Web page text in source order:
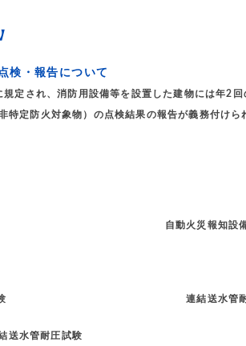
検・報告について
定され、消防用設備等を設置した建物には年2
特定防火対象物）の点検結果の報告が義務付けら
自動火災報知設
耐圧試験 連結送水管耐圧